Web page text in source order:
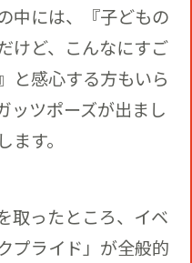
中には、『子どもの
けど、こんなにすご
と感心する方もいら
ッツポーズが出まし
す。
取ったところ、イベ
プライド」が全般的